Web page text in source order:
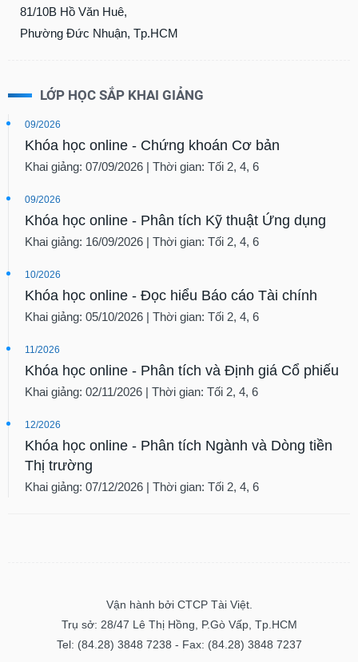
81/10B Hồ Văn Huê,
Phường Đức Nhuận, Tp.HCM
LỚP HỌC SẮP KHAI GIẢNG
09/2026
Khóa học online - Chứng khoán Cơ bản
Khai giảng: 07/09/2026 | Thời gian: Tối 2, 4, 6
09/2026
Khóa học online - Phân tích Kỹ thuật Ứng dụng
Khai giảng: 16/09/2026 | Thời gian: Tối 2, 4, 6
10/2026
Khóa học online - Đọc hiểu Báo cáo Tài chính
Khai giảng: 05/10/2026 | Thời gian: Tối 2, 4, 6
11/2026
Khóa học online - Phân tích và Định giá Cổ phiếu
Khai giảng: 02/11/2026 | Thời gian: Tối 2, 4, 6
12/2026
Khóa học online - Phân tích Ngành và Dòng tiền
Thị trường
Khai giảng: 07/12/2026 | Thời gian: Tối 2, 4, 6
Vận hành bởi CTCP Tài Việt.
Trụ sở: 28/47 Lê Thị Hồng, P.Gò Vấp, Tp.HCM
Tel: (84.28) 3848 7238 - Fax: (84.28) 3848 7237